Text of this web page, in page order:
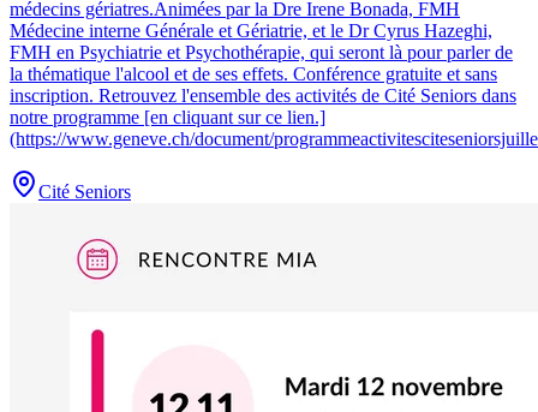
médecins gériatres.Animées par la Dre Irene Bonada, FMH
Médecine interne Générale et Gériatrie, et le Dr Cyrus Hazeghi,
FMH en Psychiatrie et Psychothérapie, qui seront là pour parler de
la thématique l'alcool et de ses effets. Conférence gratuite et sans
inscription. Retrouvez l'ensemble des activités de Cité Seniors dans
notre programme [en cliquant sur ce lien.]
(https://www.geneve.ch/document/
Cité Seniors